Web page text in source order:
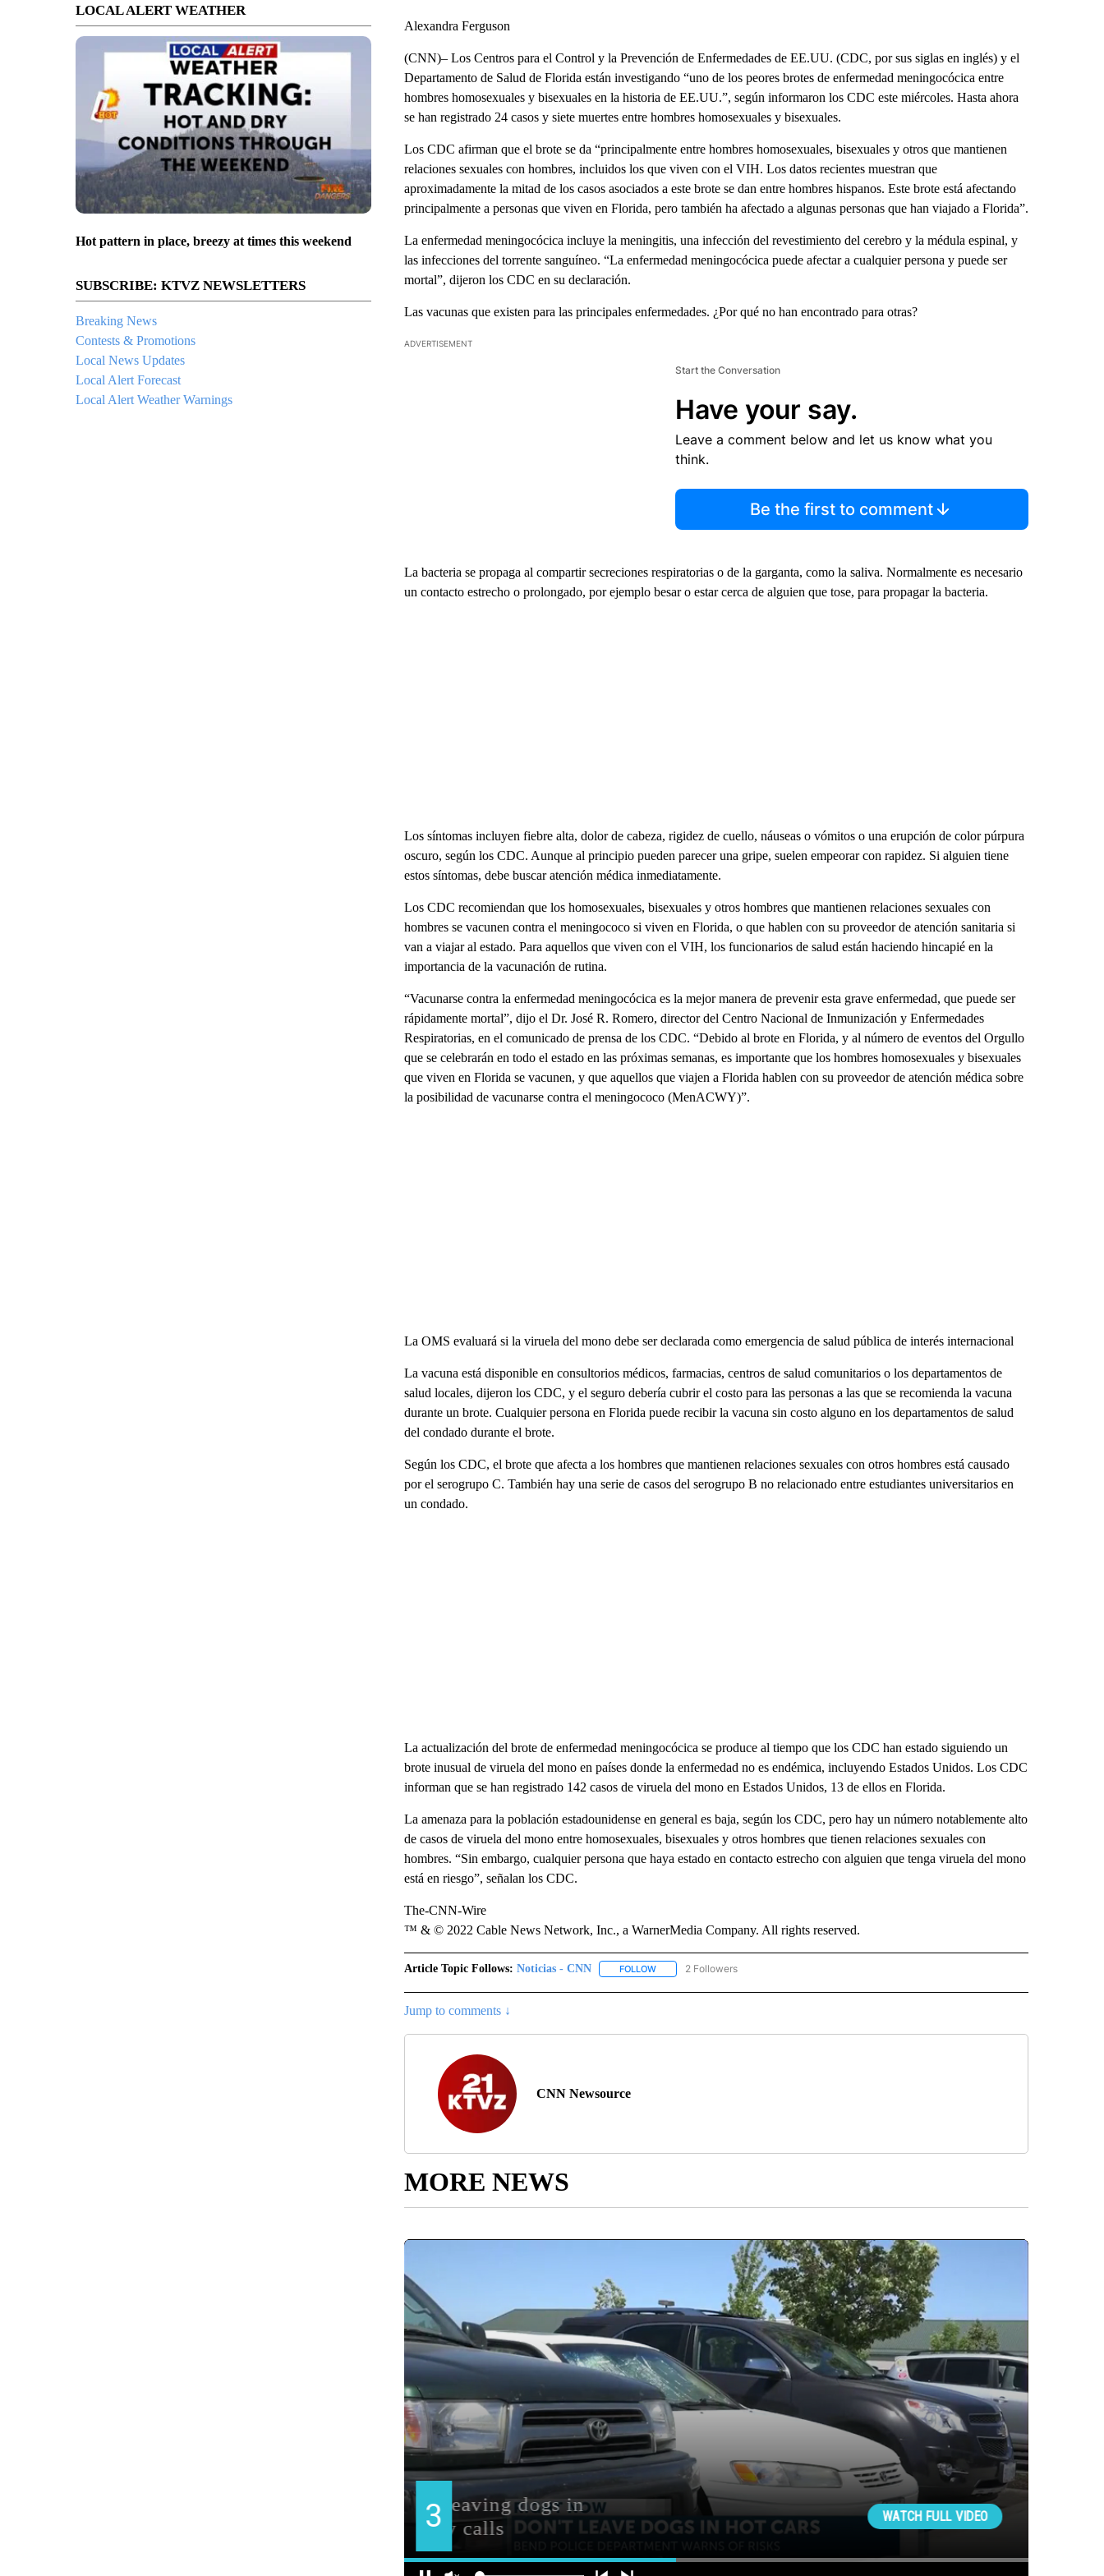
LOCAL ALERT WEATHER
Hot pattern in place, breezy at times this weekend
SUBSCRIBE: KTVZ NEWSLETTERS
Breaking News
Contests & Promotions
Local News Updates
Local Alert Forecast
Local Alert Weather Warnings
Alexandra Ferguson
(CNN)– Los Centros para el Control y la Prevención de Enfermedades de EE.UU. (CDC, por sus siglas en inglés) y el
Departamento de Salud de Florida están investigando “uno de los peores brotes de enfermedad meningocócica entre
hombres homosexuales y bisexuales en la historia de EE.UU.”, según informaron los CDC este miércoles. Hasta ahora
se han registrado 24 casos y siete muertes entre hombres homosexuales y bisexuales.
Los CDC afirman que el brote se da “principalmente entre hombres homosexuales, bisexuales y otros que mantienen
relaciones sexuales con hombres, incluidos los que viven con el VIH. Los datos recientes muestran que
aproximadamente la mitad de los casos asociados a este brote se dan entre hombres hispanos. Este brote está afectando
principalmente a personas que viven en Florida, pero también ha afectado a algunas personas que han viajado a Florida”.
La enfermedad meningocócica incluye la meningitis, una infección del revestimiento del cerebro y la médula espinal, y
las infecciones del torrente sanguíneo. “La enfermedad meningocócica puede afectar a cualquier persona y puede ser
mortal”, dijeron los CDC en su declaración.
Las vacunas que existen para las principales enfermedades. ¿Por qué no han encontrado para otras?
ADVERTISEMENT
Start the Conversation
Have your say.
Leave a comment below and let us know what you
think.
Be the first to comment
La bacteria se propaga al compartir secreciones respiratorias o de la garganta, como la saliva. Normalmente es necesario
un contacto estrecho o prolongado, por ejemplo besar o estar cerca de alguien que tose, para propagar la bacteria.
Los síntomas incluyen fiebre alta, dolor de cabeza, rigidez de cuello, náuseas o vómitos o una erupción de color púrpura
oscuro, según los CDC. Aunque al principio pueden parecer una gripe, suelen empeorar con rapidez. Si alguien tiene
estos síntomas, debe buscar atención médica inmediatamente.
Los CDC recomiendan que los homosexuales, bisexuales y otros hombres que mantienen relaciones sexuales con
hombres se vacunen contra el meningococo si viven en Florida, o que hablen con su proveedor de atención sanitaria si
van a viajar al estado. Para aquellos que viven con el VIH, los funcionarios de salud están haciendo hincapié en la
importancia de la vacunación de rutina.
“Vacunarse contra la enfermedad meningocócica es la mejor manera de prevenir esta grave enfermedad, que puede ser
rápidamente mortal”, dijo el Dr. José R. Romero, director del Centro Nacional de Inmunización y Enfermedades
Respiratorias, en el comunicado de prensa de los CDC. “Debido al brote en Florida, y al número de eventos del Orgullo
que se celebrarán en todo el estado en las próximas semanas, es importante que los hombres homosexuales y bisexuales
que viven en Florida se vacunen, y que aquellos que viajen a Florida hablen con su proveedor de atención médica sobre
la posibilidad de vacunarse contra el meningococo (MenACWY)”.
La OMS evaluará si la viruela del mono debe ser declarada como emergencia de salud pública de interés internacional
La vacuna está disponible en consultorios médicos, farmacias, centros de salud comunitarios o los departamentos de
salud locales, dijeron los CDC, y el seguro debería cubrir el costo para las personas a las que se recomienda la vacuna
durante un brote. Cualquier persona en Florida puede recibir la vacuna sin costo alguno en los departamentos de salud
del condado durante el brote.
Según los CDC, el brote que afecta a los hombres que mantienen relaciones sexuales con otros hombres está causado
por el serogrupo C. También hay una serie de casos del serogrupo B no relacionado entre estudiantes universitarios en
un condado.
La actualización del brote de enfermedad meningocócica se produce al tiempo que los CDC han estado siguiendo un
brote inusual de viruela del mono en países donde la enfermedad no es endémica, incluyendo Estados Unidos. Los CDC
informan que se han registrado 142 casos de viruela del mono en Estados Unidos, 13 de ellos en Florida.
La amenaza para la población estadounidense en general es baja, según los CDC, pero hay un número notablemente alto
de casos de viruela del mono entre homosexuales, bisexuales y otros hombres que tienen relaciones sexuales con
hombres. “Sin embargo, cualquier persona que haya estado en contacto estrecho con alguien que tenga viruela del mono
está en riesgo”, señalan los CDC.
The-CNN-Wire
™ & © 2022 Cable News Network, Inc., a WarnerMedia Company. All rights reserved.
Article Topic Follows: Noticias - CNN FOLLOWFOLLOW "NOTICIAS - CNN" TO RECEIVE NOTIFICATIONS ABOUT NEW PAGES ON "NOTICIAS - CNN".
2 Followers
Jump to comments ↓
CNN Newsource
MORE NEWS